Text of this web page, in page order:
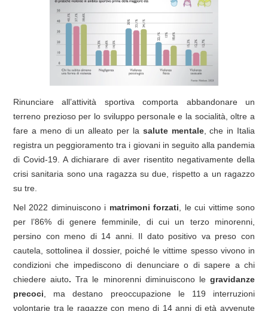
Rinunciare all’attività sportiva comporta abbandonare un
terreno prezioso per lo sviluppo personale e la socialità, oltre a
fare a meno di un alleato per la salute mentale, che in Italia
registra un peggioramento tra i giovani in seguito alla pandemia
di Covid-19. A dichiarare di aver risentito negativamente della
crisi sanitaria sono una ragazza su due, rispetto a un ragazzo
su tre.
Nel 2022 diminuiscono i matrimoni forzati , le cui vittime sono
per l’86% di genere femminile, di cui un terzo minorenni,
persino con meno di 14 anni. Il dato positivo va preso con
cautela, sottolinea il dossier, poiché le vittime spesso vivono in
condizioni che impediscono di denunciare o di sapere a chi
chiedere aiuto. Tra le minorenni diminuiscono legravidanze
precoci , ma destano preoccupazione le 119 interruzioni
volontarie tra le ragazze con meno di 14 anni di età avvenute